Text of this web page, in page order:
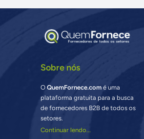
Sobre nós
OQuemFornece.com é uma
plataforma gratuita para a busca
de fornecedores B2B de todos os
setores.
Continuar lendo...